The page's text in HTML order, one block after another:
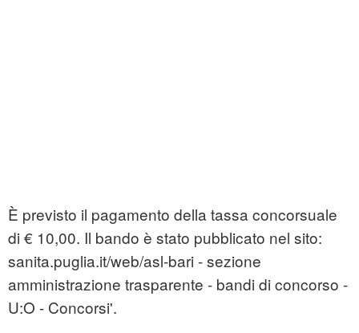
È previsto il pagamento della tassa concorsuale
di € 10,00. Il bando è stato pubblicato nel sito:
sanita.puglia.it/web/asl-bari - sezione
amministrazione trasparente - bandi di concorso -
U:O - Concorsi'.